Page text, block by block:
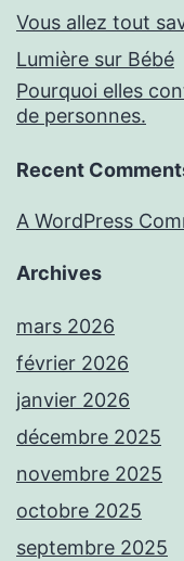
Vous allez tout
Lumière sur Bébé
Pourquoi elles
de personnes.
Recent
A WordPress
Archives
mars 2026
février 2026
janvier 2026
décembre 2025
novembre 2025
octobre 2025
septembre 2025